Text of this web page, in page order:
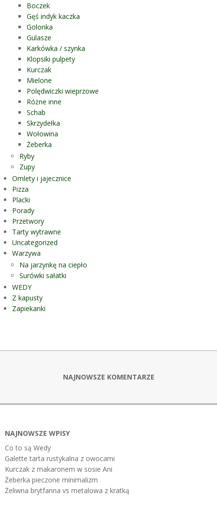
Boczek
Gęś indyk kaczka
Golonka
Gulasze
Karkówka / szynka
Klopsiki pulpety
Kurczak
Mielone
Polędwiczki wieprzowe
Różne inne
Schab
Skrzydełka
Wołowina
Żeberka
Ryby
Zupy
Omlety i jajecznice
Pizza
Placki
Porady
Przetwory
Tarty wytrawne
Uncategorized
Warzywa
Na jarzynkę na ciepło
Surówki sałatki
WEDY
Z kapusty
Zapiekanki
NAJNOWSZE KOMENTARZE
NAJNOWSZE WPISY
Co to są Wedy
Galette tarta rustykalna z owocami
Kurczak z makaronem w sosie Ani
Żeberka pieczone minimalizm
Żeliwna brytfanna vs metalowa z kratką